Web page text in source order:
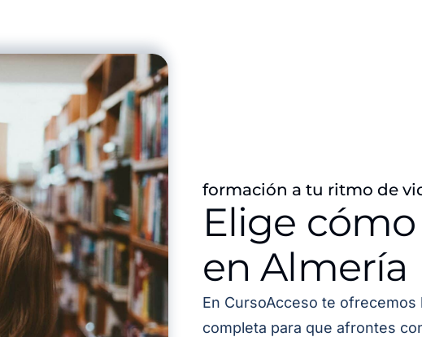
formación a tu ritmo de
Elige
en Almería
En CursoAcceso te ofrecemos
completa para que afrontes